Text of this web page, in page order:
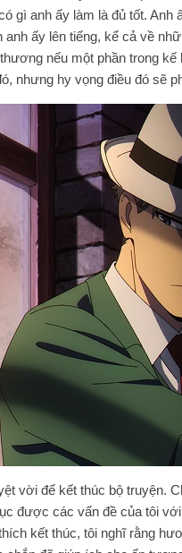
gì anh ấy làm là đủ tốt. Anh
ấy lên tiếng, kể cả về
nếu một phần trong
nhưng hy vọng điều đó sẽ
vời để kết thúc bộ truyện.
được các vấn đề của tôi
kết thúc, tôi nghĩ rằng